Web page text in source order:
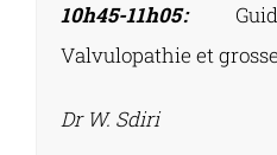
10h45-11h05 :
Valvulopathie et
Dr W. Sdiri